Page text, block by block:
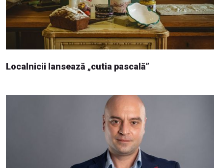
Localnicii lansează „cutia pascală”